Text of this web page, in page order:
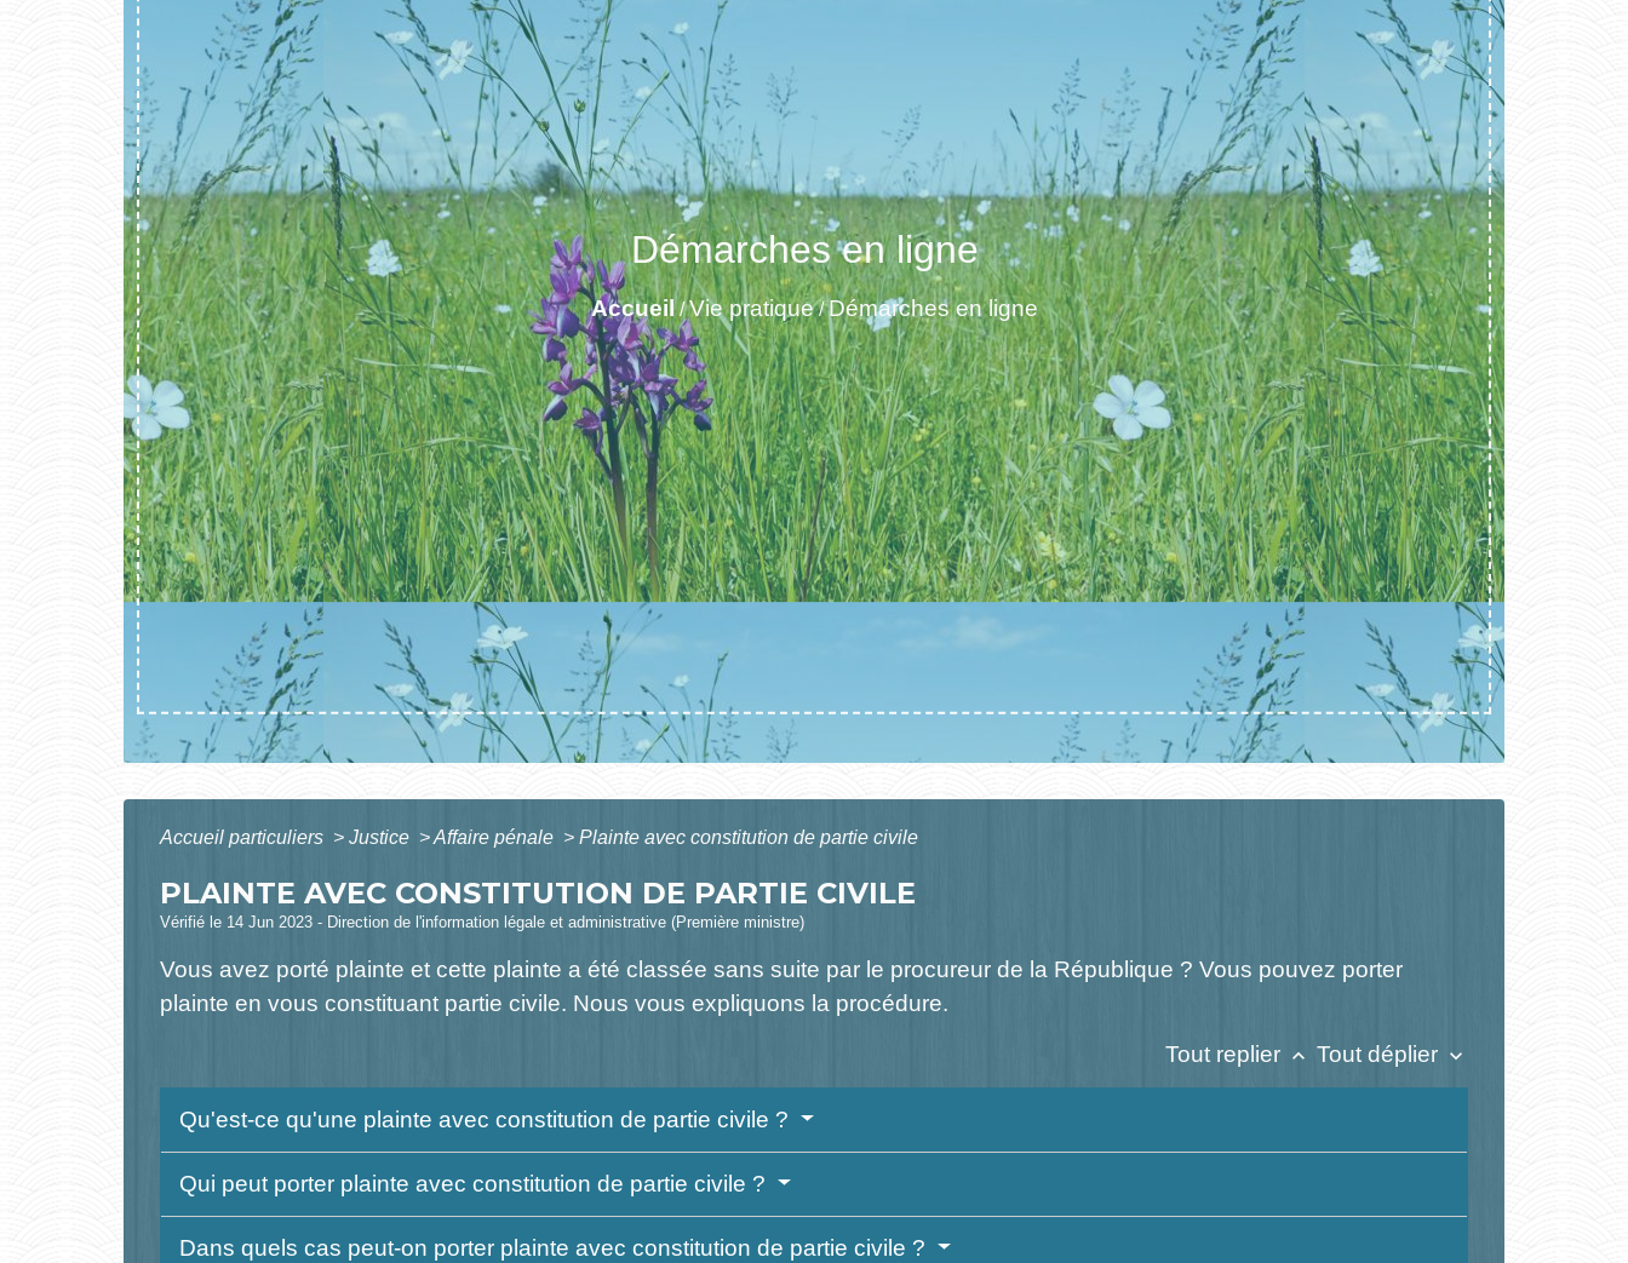
Démarches en ligne
Accueil/Vie pratique/Démarches en ligne
Accueil particuliers > Justice >Affaire pénale > Plainte avec constitution de partie civile
PLAINTE AVEC CONSTITUTION DE PARTIE CIVILE
Vérifié le 14 Jun 2023 - Direction de l'information légale et administrative (Première ministre)
Vous avez porté plainte et cette plainte a été classée sans suite par le procureur de la République ? Vous pouvez porter
plainte en vous constituant partie civile. Nous vous expliquons la procédure.
Tout replier keyboard_arrow_up Tout déplier keyboard_arrow_down
Qu'est-ce qu'une plainte avec constitution de partie civile ?
Qui peut porter plainte avec constitution de partie civile ?
Dans quels cas peut-on porter plainte avec constitution de partie civile ?